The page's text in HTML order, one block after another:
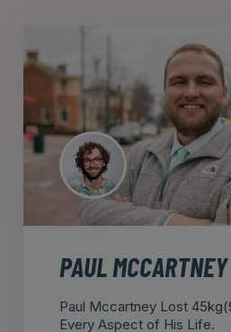
PAUL MCCARTNEY
Paul Mccartney Lost
Every Aspect of His Life.